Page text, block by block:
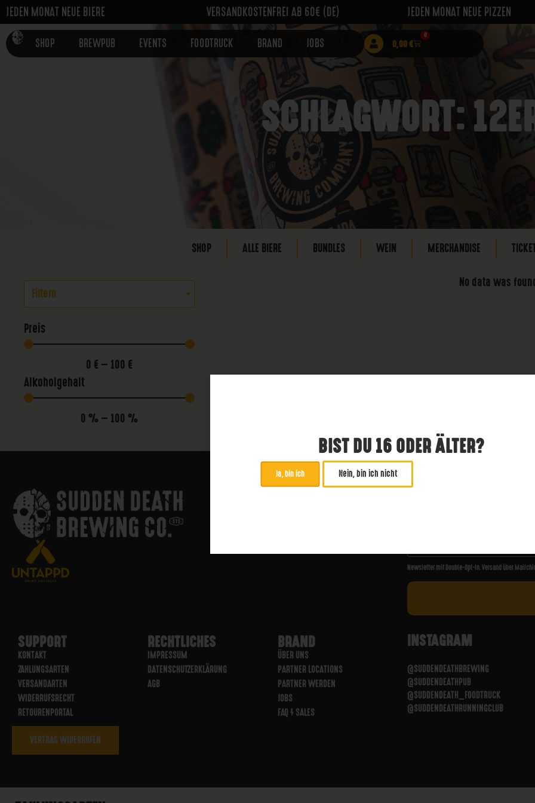
JEDEN MONAT NEUE BIERE VERSANDKOSTENFREI AB 60€ (DE) JEDEN MONAT NEUE PIZZEN
SHOP BREWPUB EVENTS FOODTRUCK BRAND JOBS 0,00€
0
SCHLAGWORT:
SHOP ALLE BIERE BUNDLES WEIN MERCHANDISE
Filtern
Preis
0 € — 100 €
Alkoholgehalt
0 % — 100 %
No data was found
ABONNIERE UNSEREN
Newsletter mit Double-Opt-In. Versand über
SUPPORT
KONTAKT
ZAHLUNGSARTEN
VERSANDARTEN
WIDERRUFSRECHT
RETOURENPORTAL
RECHTLICHES
IMPRESSUM
DATENSCHUTZERKLÄRUNG
AGB
BRAND
ÜBER UNS
PARTNER LOCATIONS
PARTNER WERDEN
JOBS
FAQ / SALES
INSTAGRAM
@SUDDENDEATHBREWING
@SUDDENDEATHPUB
@SUDDENDEATH_FOODTRUCK
@SUDDENDEATHRUNNINGCLUB
VERTRAG WIDERRUFEN
BIST DU 16 ODER ÄLTER?
Ja, bin ich Nein, bin ich nicht